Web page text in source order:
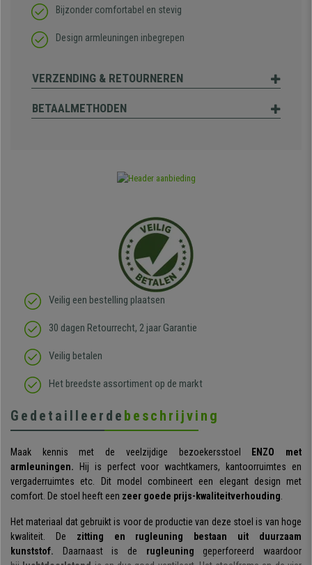
Bijzonder comfortabel en stevig
Design armleuningen inbegrepen
VERZENDING & RETOURNEREN
BETAALMETHODEN
Veilig een bestelling plaatsen
30 dagen Retourrecht, 2 jaar Garantie
Veilig betalen
Het breedste assortiment op de markt
Gedetailleerde beschrijving
Maak kennis met de veelzijdige bezoekersstoel
ENZO met
armleuningen. Hij is perfect voor wachtkamers, kantoorruimtes en
vergaderruimtes etc. Dit model combineert een elegant design met
comfort. De stoel heeft een zeer goede prijs-kwaliteitverhouding.
Het materiaal dat gebruikt is voor de productie van deze stoel is van hoge
kwaliteit. De zitting en rugleuning bestaan uit duurzaam
kunststof. Daarnaast is de rugleuning geperforeerd waardoor